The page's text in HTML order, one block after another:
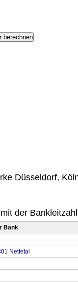
Düsseldorf,
der
Bank
Nettetal